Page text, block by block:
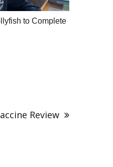
to Complete
Review